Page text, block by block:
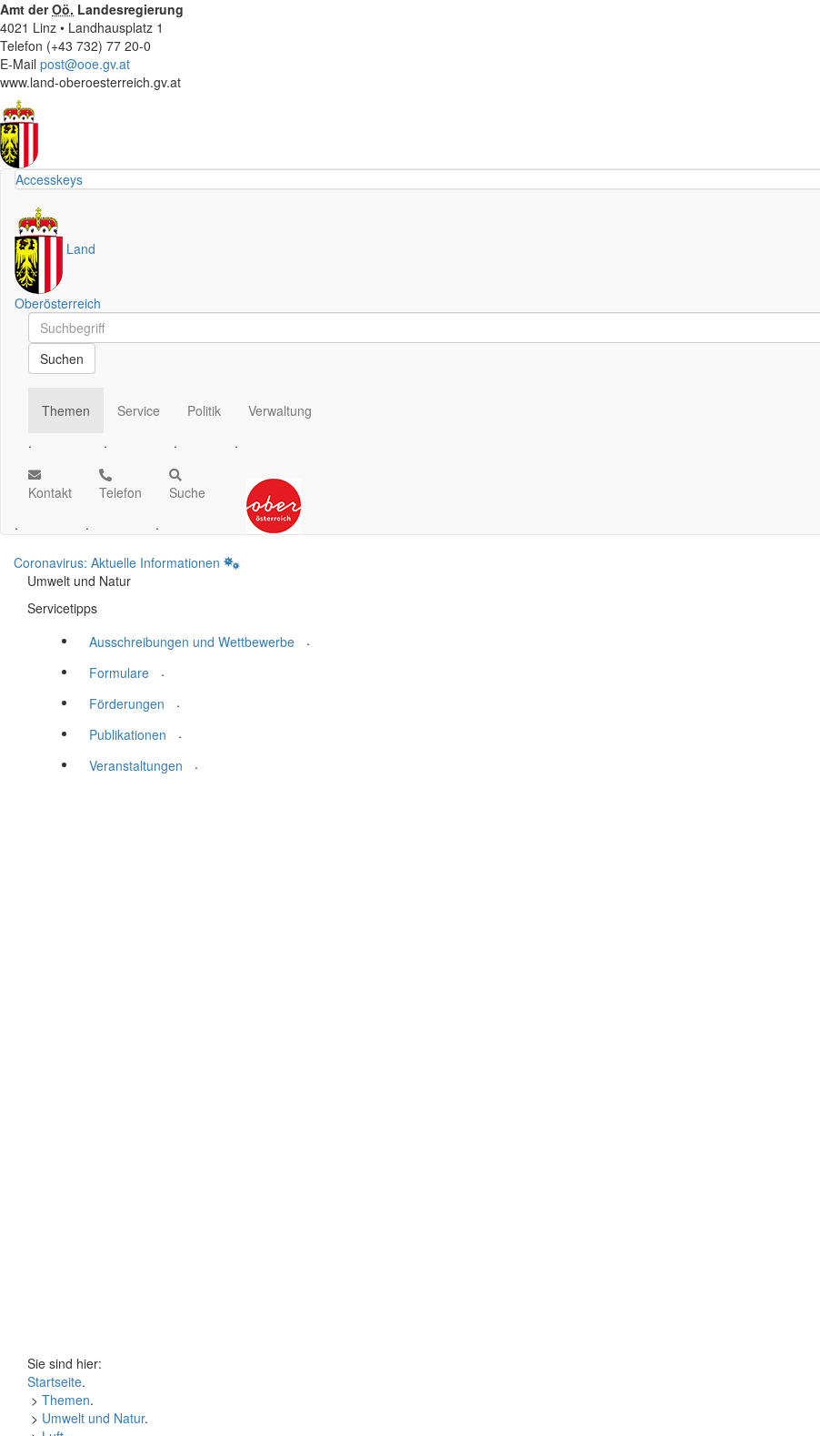
Amt derOö. Landesregierung
4021 Linz • Landhausplatz 1
Telefon (+43 732) 77 20-0
E-Mail post@ooe.gv.at
www.land-oberoesterreich.gv.at
Accesskeys
Land
Oberösterreich
Schnellsuche
Schnellsuche
Suchen
Themen
.
Service
.
Politik
.
Verwaltung
.
Kontakt
.
Telefon
.
Suche
.
Coronavirus: Aktuelle Informationen
Umwelt und Natur
Servicetipps
Ausschreibungen und Wettbewerbe
.
Formulare
.
Förderungen
.
Publikationen
.
Veranstaltungen
.
Sie sind hier:
Startseite.
> Themen.
> Umwelt und Natur.